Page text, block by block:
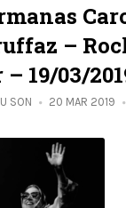
–
19/03/
SON 20 MAR 2019